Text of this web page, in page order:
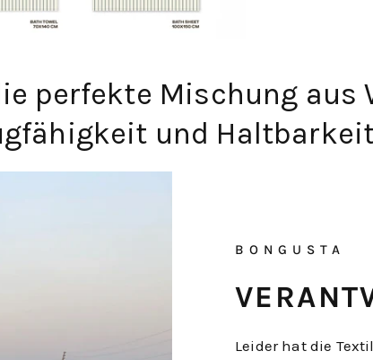
perfekte Mischung aus
und
BONGUSTA
Leider hat die